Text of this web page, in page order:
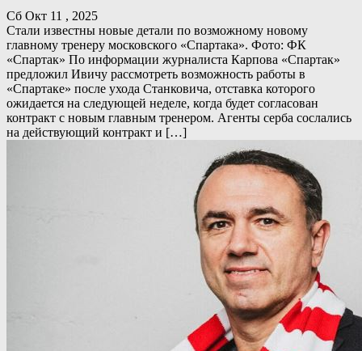
Сб Окт 11 , 2025
Стали известны новые детали по возможному новому
главному тренеру московского «Спартака». Фото: ФК
«Спартак» По информации журналиста Карпова «Спартак»
предложил Ивичу рассмотреть возможность работы в
«Спартаке» после ухода Станковича, отставка которого
ожидается на следующей неделе, когда будет согласован
контракт с новым главным тренером. Агенты серба сослались
на действующий контракт и […]